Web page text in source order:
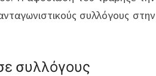
συλλόγους στην
συλλόγους